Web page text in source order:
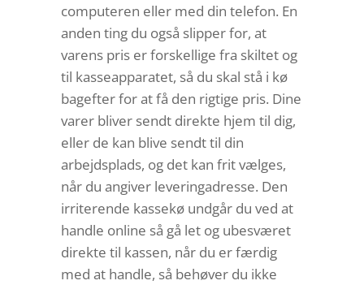
computeren eller med din telefon. En
anden ting du også slipper for, at
varens pris er forskellige fra skiltet og
til kasseapparatet, så du skal stå i kø
bagefter for at få den rigtige pris. Dine
varer bliver sendt direkte hjem til dig,
eller de kan blive sendt til din
arbejdsplads, og det kan frit vælges,
når du angiver leveringadresse. Den
irriterende kassekø undgår du ved at
handle online så gå let og ubesværet
direkte til kassen, når du er færdig
med at handle, så behøver du ikke